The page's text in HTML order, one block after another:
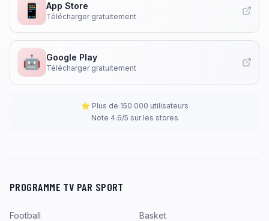
📱 App Store
Télécharger gratuitement
🤖 Google Play
Télécharger gratuitement
⭐ Plus de 150 000 utilisateurs
Note 4.6/5 sur les stores
PROGRAMME TV PAR SPORT
Football Basket